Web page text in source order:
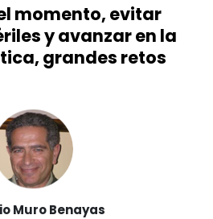
momento, evitar
y avanzar en la
grandes retos
Muro Benayas